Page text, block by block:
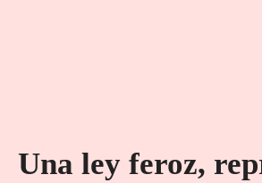
Una ley feroz,